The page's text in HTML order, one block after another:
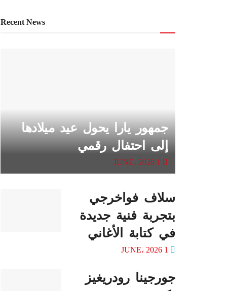
Recent News
جمهور يارا يحول عيد ميلادها
إلى احتفال رقمي
سلاف فواخرجي
بتجربة فنية جديدة
في كتابة الأغاني
جورجينا رودريغيز